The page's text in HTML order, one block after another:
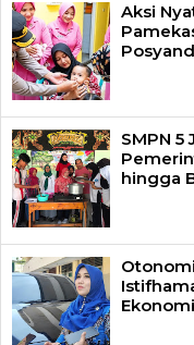
Aksi
SMPN
hingga
Ekonomi